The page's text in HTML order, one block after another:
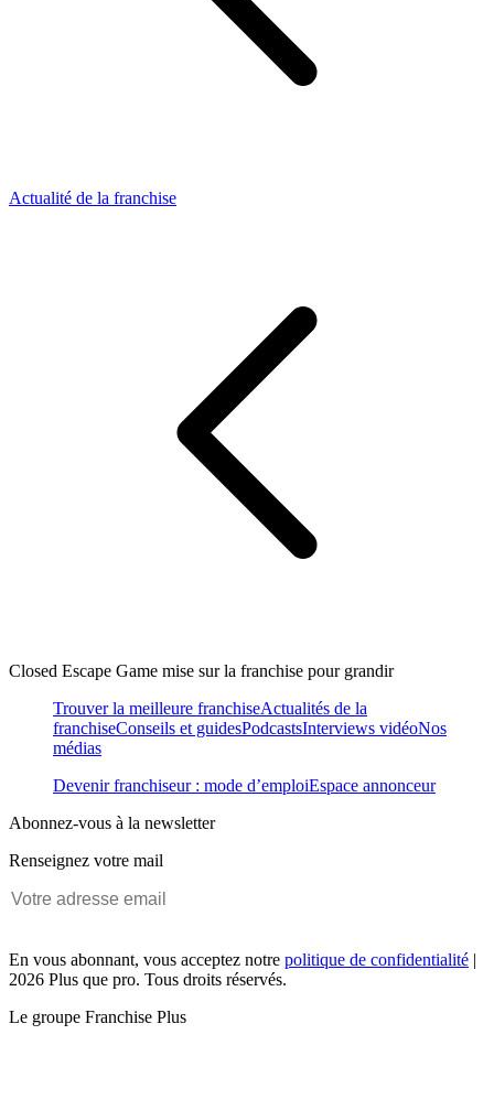
Actualité de la franchise
Closed Escape Game mise sur la franchise pour grandir
Trouver la meilleure franchiseActualités de la
franchiseConseils et guidesPodcastsInterviews vidéoNos
médias
Devenir franchiseur : mode d’emploiEspace annonceur
Abonnez-vous à la newsletter
Renseignez votre mail
En vous abonnant, vous acceptez notre politique de confidentialité |
2026 Plus que pro. Tous droits réservés.
Le groupe Franchise Plus